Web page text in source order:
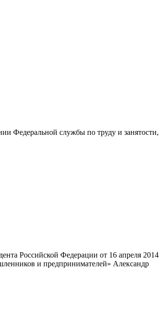
Федеральной службы по труду и занятости,
Российской Федерации от 16 апреля 2014
и предпринимателей» Александр